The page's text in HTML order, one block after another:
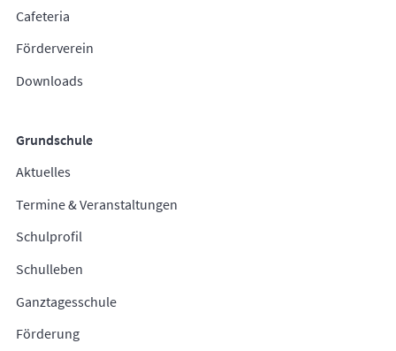
Cafeteria
Förderverein
Downloads
Grundschule
Aktuelles
Termine & Veranstaltungen
Schulprofil
Schulleben
Ganztagesschule
Förderung